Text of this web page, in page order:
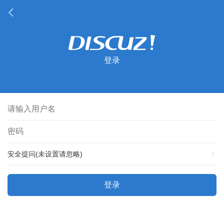
登录
安全提问(未设置请忽略)
登录